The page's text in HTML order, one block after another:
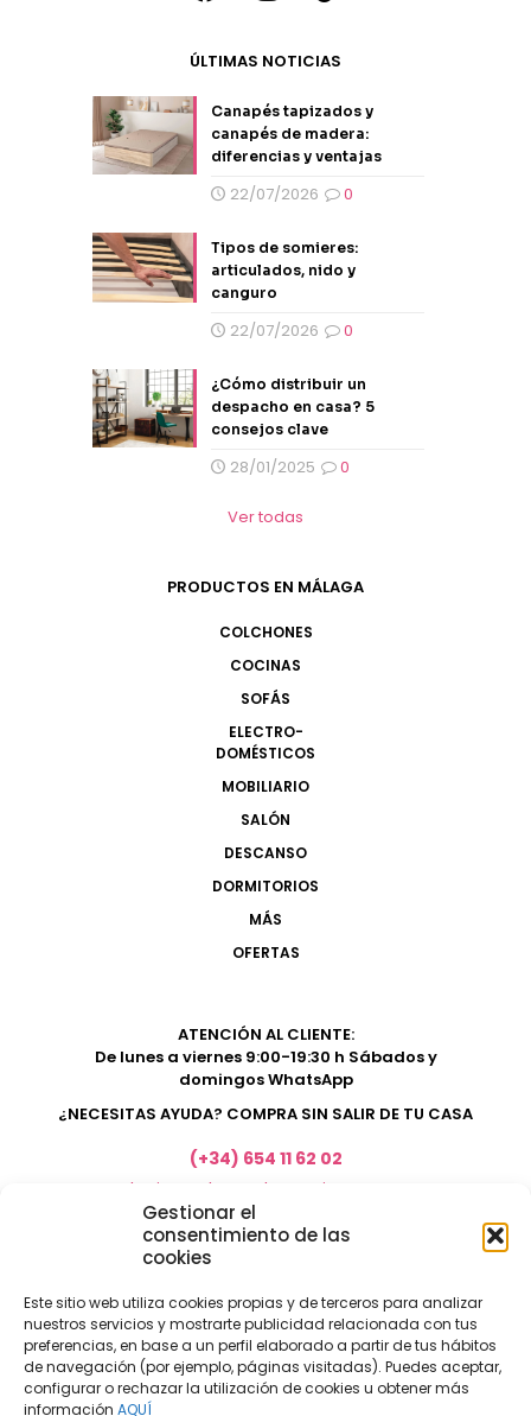
Gestionar el
consentimiento de las
cookies
Este sitio web utiliza cookies propias y de terceros para analizar
nuestros servicios y mostrarte publicidad relacionada con tus
preferencias, en base a un perfil elaborado a partir de tus hábitos
de navegación (por ejemplo, páginas visitadas). Puedes aceptar,
configurar o rechazar la utilización de cookies u obtener más
información AQUÍ
ÚLTIMAS NOTICIAS
Canapés tapizados y
canapés de madera:
diferencias y ventajas
22/07/2026 0
Tipos de somieres:
articulados, nido y
canguro
22/07/2026 0
¿Cómo distribuir un
despacho en casa? 5
consejos clave
28/01/2025 0
Ver todas
PRODUCTOS EN MÁLAGA
COLCHONES
COCINAS
SOFÁS
ELECTRO-
DOMÉSTICOS
MOBILIARIO
SALÓN
DESCANSO
DORMITORIOS
MÁS
OFERTAS
ATENCIÓN AL CLIENTE:
De lunes a viernes 9:00-19:30 h Sábados y
domingos WhatsApp
¿NECESITAS AYUDA? COMPRA SIN SALIR DE TU CASA
(+34) 654 11 62 02
marketing@electrodomesticosacosta.es
Tienda de muebles en Fuengirola
Tienda de muebles en Benalmádena
Tienda de muebles en el Rincón de la Victoria
Tienda de electrodomésticos en Málaga